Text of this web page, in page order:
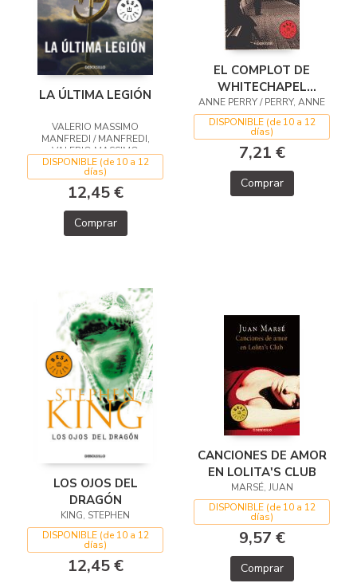
LA ÚLTIMA LEGIÓN
VALERIO MASSIMO
MANFREDI / MANFREDI,
VALERIO MASSIMO
DISPONIBLE (de 10 a 12
días)
12,45 €
Comprar
EL COMPLOT DE
WHITECHAPEL
(INSPECTOR THOMAS
PITT 21)
ANNE PERRY / PERRY, ANNE
DISPONIBLE (de 10 a 12
días)
7,21 €
Comprar
LOS OJOS DEL
DRAGÓN
KING, STEPHEN
DISPONIBLE (de 10 a 12
días)
12,45 €
CANCIONES DE AMOR
EN LOLITA'S CLUB
MARSÉ, JUAN
DISPONIBLE (de 10 a 12
días)
9,57 €
Comprar